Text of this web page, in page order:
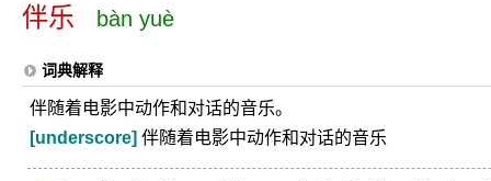
伴乐 bàn yuè
词典解释
伴随着电影中动作和对话的音乐。
[underscore] 伴随着电影中动作和对话的音乐